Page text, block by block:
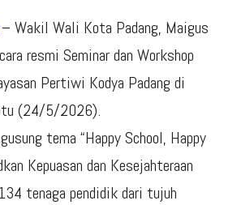
– Wakil Wali Kota Padang, Maigus
resmi Seminar dan Workshop
Pertiwi Kodya Padang di
(24/5/2026).
tema “Happy School, Happy
Kepuasan dan Kesejahteraan
tenaga pendidik dari tujuh